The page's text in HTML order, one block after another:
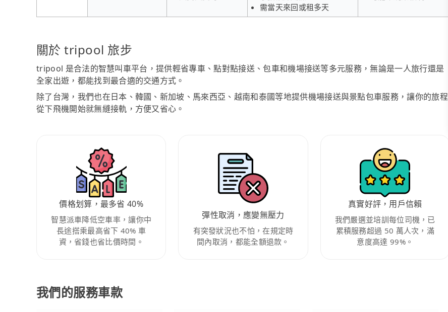
需當天來回或租多天
關於 tripool 旅步
tripool 是合法的智慧叫車平台，提供輕省專車、點對點接送、包車和機場接送等多元服務，無論是一人旅行還是
全家出遊，都能找到最合適的交通方式。
除了台灣，我們也在日本、韓國、新加坡、馬來西亞、越南和泰國等地提供機場接送與景點包車服務，讓你的旅程
從下飛機開始就無縫接軌，方便又省心。
價格划算，最多省 40%
智慧派車降低空車率，讓你中
長途搭乘最高省下 40% 車
資，省錢也省比價時間。
彈性取消，應變無壓力
有突發狀況也不怕，在規定時
間內取消，都能全額退款。
真實好評，用戶信賴
我們嚴選並培訓每位司機，已
累積服務超過 50 萬人次，滿
意度高達 99%。
我們的服務車款